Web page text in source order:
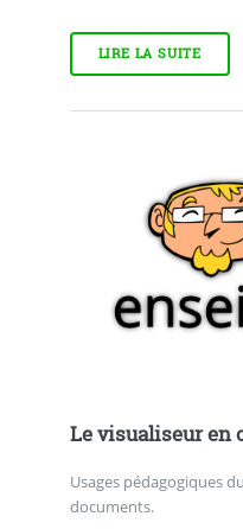
LIRE LA SUITE
Le visualiseur en
Usages pédagogiques
documents.